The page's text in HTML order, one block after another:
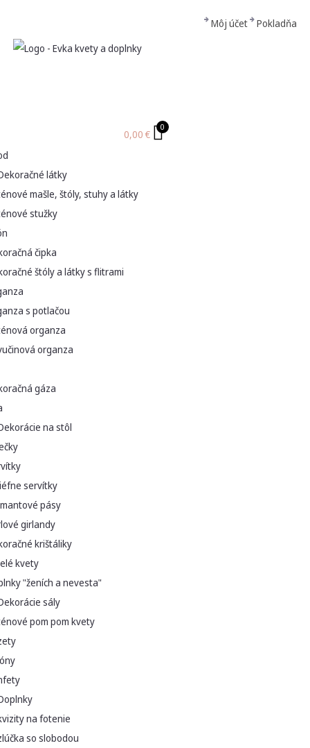
Môj účet Pokladňa
0,00 €
0
látky
mašle, štóly, stuhy a látky
stužky
čipka
štóly a látky s flitrami
s potlačou
organza
organza
gáza
na stôl
servítky
pásy
girlandy
krištáliky
kvety
"ženích a nevesta"
sály
pom pom kvety
na fotenie
so slobodou